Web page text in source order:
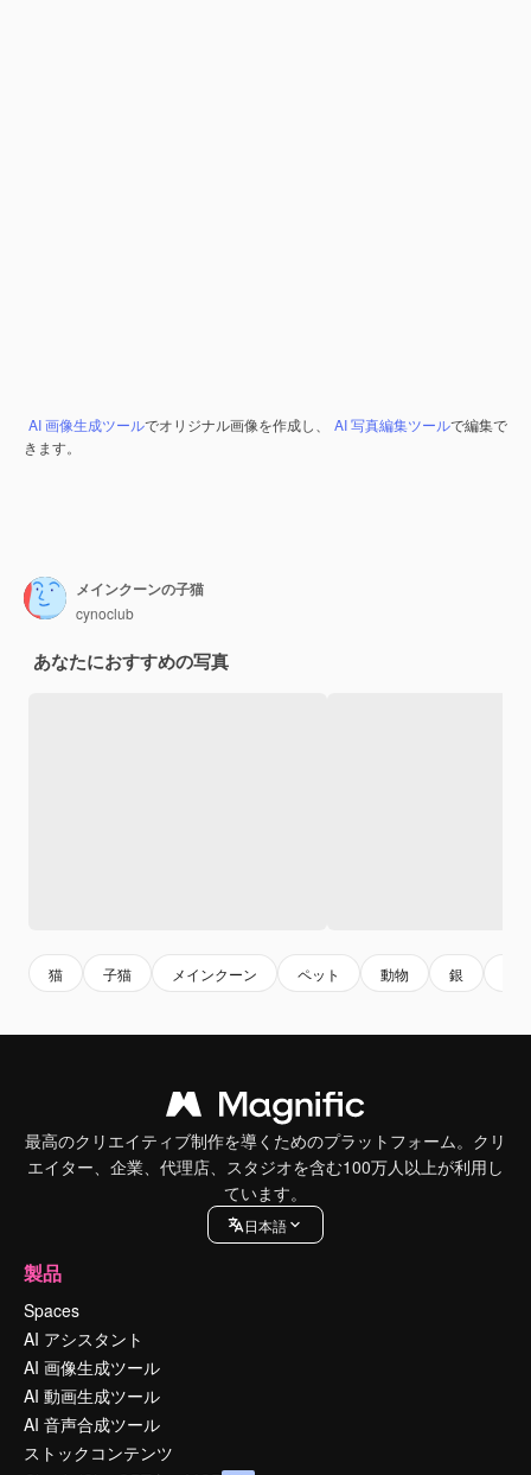
AI 画像生成ツールでオリジナル画像を作成し、 AI 写真編集ツールで編集で
きます。
メインクーンの子猫
cynoclub
あなたにおすすめの写真
猫 子猫 メインクーン ペット 動物 銀
最高のクリエイティブ制作を導くためのプラットフォーム。クリ
エイター、企業、代理店、スタジオを含む100万人以上が利用し
ています。
日本語
製品
Spaces
AI アシスタント
AI 画像生成ツール
AI 動画生成ツール
AI 音声合成ツール
ストックコンテンツ